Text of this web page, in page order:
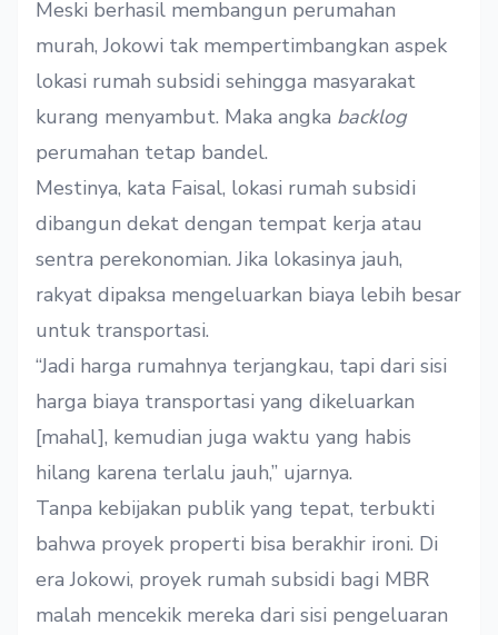
Meski berhasil membangun perumahan
murah, Jokowi tak mempertimbangkan aspek
lokasi rumah subsidi sehingga masyarakat
kurang menyambut. Maka angka backlog
perumahan tetap bandel.
Mestinya, kata Faisal, lokasi rumah subsidi
dibangun dekat dengan tempat kerja atau
sentra perekonomian. Jika lokasinya jauh,
rakyat dipaksa mengeluarkan biaya lebih besar
untuk transportasi.
“Jadi harga rumahnya terjangkau, tapi dari sisi
harga biaya transportasi yang dikeluarkan
[mahal], kemudian juga waktu yang habis
hilang karena terlalu jauh,” ujarnya.
Tanpa kebijakan publik yang tepat, terbukti
bahwa proyek properti bisa berakhir ironi. Di
era Jokowi, proyek rumah subsidi bagi MBR
malah mencekik mereka dari sisi pengeluaran